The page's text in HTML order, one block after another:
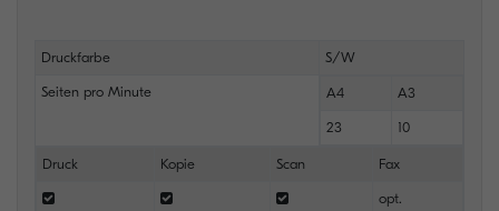
Druckfarbe S/W
Seiten pro Minute A4 A3
23 10
Druck Kopie Scan Fax
opt.